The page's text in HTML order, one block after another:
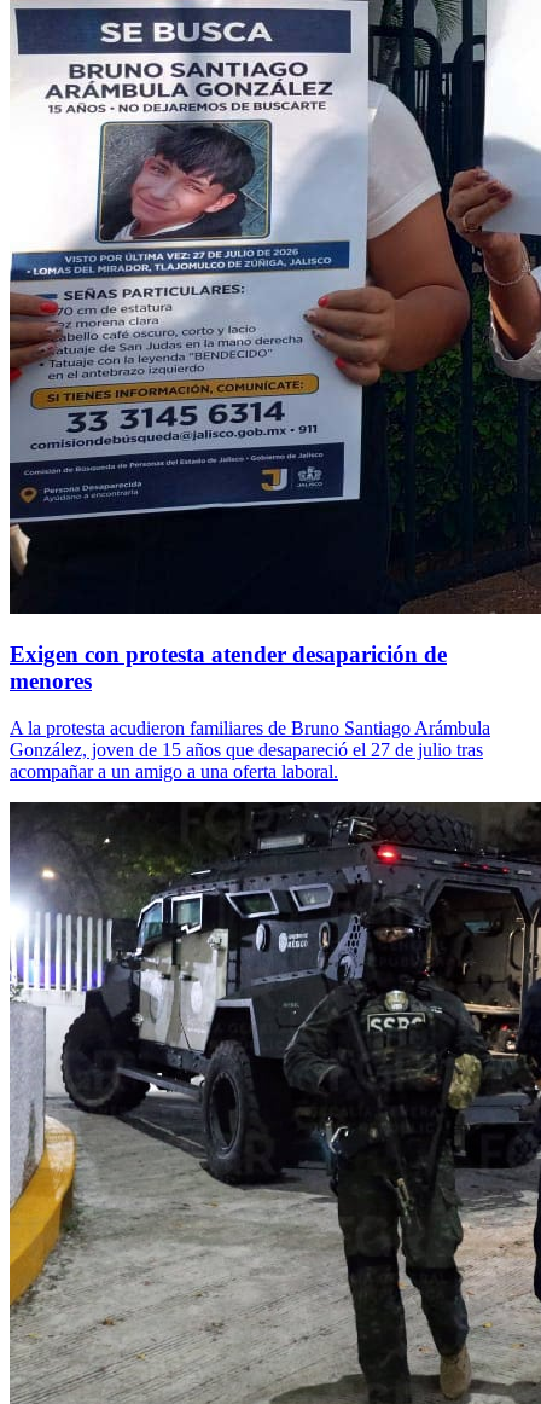
Exigen con protesta atender desaparición de
menores
A la protesta acudieron familiares de Bruno Santiago Arámbula
González, joven de 15 años que desapareció el 27 de julio tras
acompañar a un amigo a una oferta laboral.